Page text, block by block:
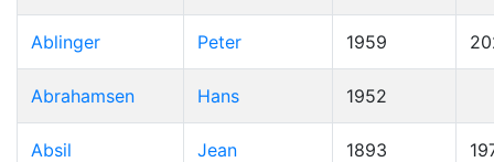
Ablinger Peter 1959
Abrahamsen Hans 1952
Absil Jean 1893